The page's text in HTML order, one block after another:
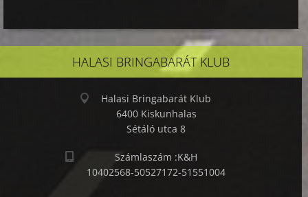
HALASI BRINGABARÁT KLUB
Halasi Bringabarát Klub
6400 Kiskunhalas
Sétáló utca 8
Számlaszám :K&H
10402568-50527172-51551004